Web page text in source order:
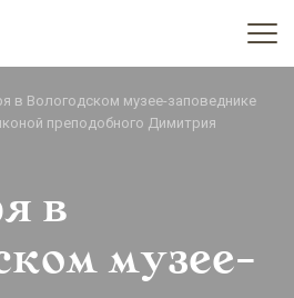
в Вологодском музее-заповеднике
преподобного Димитрия
в
музее-